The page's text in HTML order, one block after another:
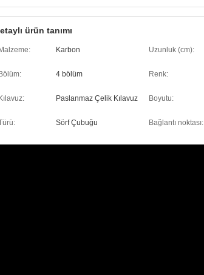
ürün tanımı
Karbon Uzunluk (cm):
4 bölüm Renk:
Paslanmaz Çelik Kılavuz Boyutu:
Sörf Çubuğu Bağlantı noktası: